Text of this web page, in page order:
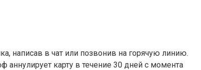
написав в чат или позвонив на горячую линию.
аннулирует карту в течение 30 дней с момента